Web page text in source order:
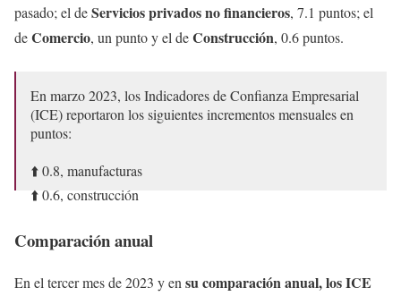
pasado; el deServicios privados no financieros, 7.1 puntos; el
deComercio, un punto y el deConstrucción, 0.6 puntos.
En marzo 2023, los Indicadores de Confianza Empresarial
(ICE) reportaron los siguientes incrementos mensuales en
puntos:
⬆️ 0.8, manufacturas
⬆️ 0.6, construcción
⬆️ 7.1, servicios privados no financieros
🖥️#ICE:https://t.co/2JrAKghNFB
Comparación anual
En el tercer mes de 2023 y en su comparación anual, los ICE